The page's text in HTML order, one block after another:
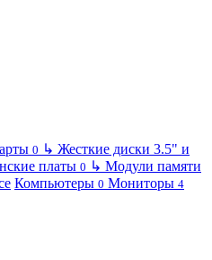
0 ↳ Жесткие диски 3.5" и
платы 0 ↳ Модули памяти
Компьютеры 0 Мониторы 4